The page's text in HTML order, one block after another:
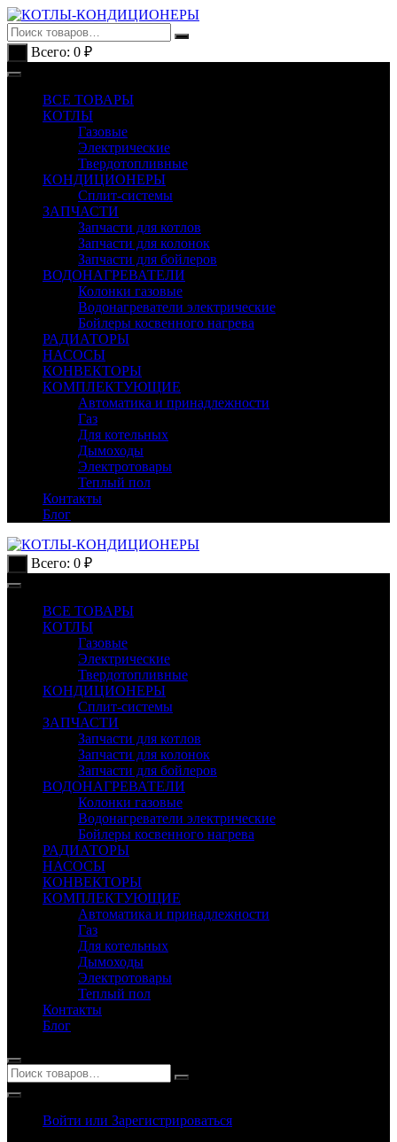
Перейти
к
содержимому
Всего: 0 ₽
ВСЕ ТОВАРЫ
КОТЛЫ
Газовые
Электрические
Твердотопливные
КОНДИЦИОНЕРЫ
Сплит-системы
ЗАПЧАСТИ
Запчасти для котлов
Запчасти для колонок
Запчасти для бойлеров
ВОДОНАГРЕВАТЕЛИ
Колонки газовые
Водонагреватели электрические
Бойлеры косвенного нагрева
РАДИАТОРЫ
НАСОСЫ
КОНВЕКТОРЫ
КОМПЛЕКТУЮЩИЕ
Автоматика и принадлежности
Газ
Для котельных
Дымоходы
Электротовары
Теплый пол
Контакты
Блог
Всего: 0 ₽
ВСЕ ТОВАРЫ
КОТЛЫ
Газовые
Электрические
Твердотопливные
КОНДИЦИОНЕРЫ
Сплит-системы
ЗАПЧАСТИ
Запчасти для котлов
Запчасти для колонок
Запчасти для бойлеров
ВОДОНАГРЕВАТЕЛИ
Колонки газовые
Водонагреватели электрические
Бойлеры косвенного нагрева
РАДИАТОРЫ
НАСОСЫ
КОНВЕКТОРЫ
КОМПЛЕКТУЮЩИЕ
Автоматика и принадлежности
Газ
Для котельных
Дымоходы
Электротовары
Теплый пол
Контакты
Блог
Войти или Зарегистрироваться